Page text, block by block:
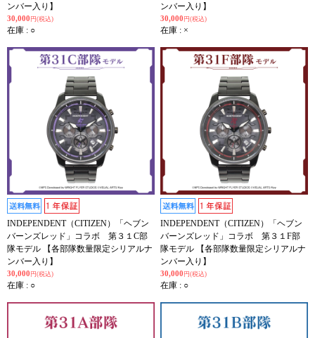
ンバー入り】
30,000 円(税込)
在庫 : ○
ンバー入り】
30,000 円(税込)
在庫 : ×
INDEPENDENT（CITIZEN）「ヘブン
バーンズレッド」コラボ 第３１C部
隊モデル 【各部隊数量限定シリアルナ
ンバー入り】
30,000 円(税込)
在庫 : ○
INDEPENDENT（CITIZEN）「ヘブン
バーンズレッド」コラボ 第３１F部
隊モデル 【各部隊数量限定シリアルナ
ンバー入り】
30,000 円(税込)
在庫 : ○